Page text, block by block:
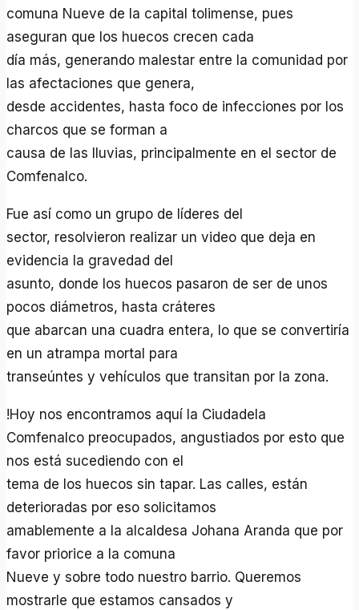
comuna Nueve de la capital tolimense, pues
aseguran que los huecos crecen cada
dí­a más, generando malestar entre la comunidad por
las afectaciones que genera,
desde accidentes, hasta foco de infecciones por los
charcos que se forman a
causa de las lluvias, principalmente en el sector de
Comfenalco.
Fue así­ como un grupo de lí­deres del
sector, resolvieron realizar un video que deja en
evidencia la gravedad del
asunto, donde los huecos pasaron de ser de unos
pocos diámetros, hasta cráteres
que abarcan una cuadra entera, lo que se convertirí­a
en un atrampa mortal para
transeúntes y vehí­culos que transitan por la zona.
!Hoy nos encontramos aquí­ la Ciudadela
Comfenalco preocupados, angustiados por esto que
nos está sucediendo con el
tema de los huecos sin tapar. Las calles, están
deterioradas por eso solicitamos
amablemente a la alcaldesa Johana Aranda que por
favor priorice a la comuna
Nueve y sobre todo nuestro barrio. Queremos
mostrarle que estamos cansados y